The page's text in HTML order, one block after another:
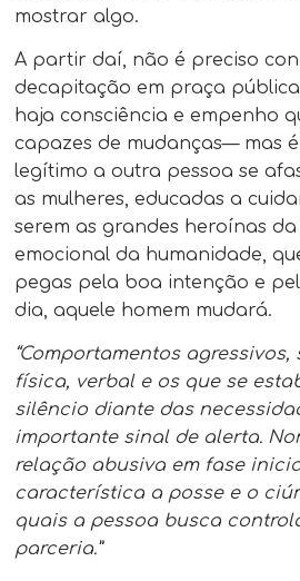
mostrar algo.
A partir daí, não é preciso
decapitação em praça
haja consciência e empenho
capazes de mudanças— mas
legítimo a outra pessoa se
as mulheres, educadas a
serem as grandes heroínas
emocional da humanidade,
pegas pela boa intenção e
dia, aquele homem mudará.
“Comportamentos
física, verbal e os que se
silêncio diante das
importante sinal de alerta.
relação abusiva em fase
característica a posse e o
quais a pessoa busca
parceria.”